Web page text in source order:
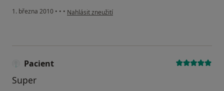
1. března 2010 • • • podle názoru uživatele Pacient
Nahlásit zneužití
Pacient
Super